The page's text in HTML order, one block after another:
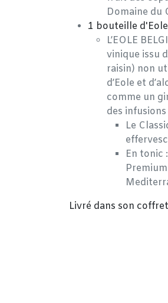
Domaine du
1 bouteille
L’EOLE
vinique issu
raisin) non
d’Eole et
comme un
des
Le
En tonic
Livré dans son coffret